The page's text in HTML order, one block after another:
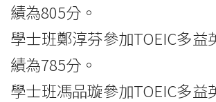
績為805分。
學士班鄭淳芬參加TOEIC多益
績為785分。
學士班馮品璇參加TOEIC多益